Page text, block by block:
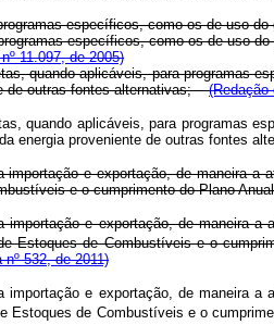
específicos, como os de uso
específicos, como os de uso
11.097, de 2005)
quando aplicáveis, para programas
de outras fontes alternativas;(Redação
quando aplicáveis, para programas
energia proveniente de outras fontes
e exportação, de maneira a
e o cumprimento do Plano
importação e exportação, de maneira
Estoques de Combustíveis e o
532, de 2011)
importação e exportação, de maneira
Estoques de Combustíveis e o